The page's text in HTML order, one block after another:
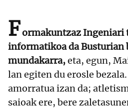
Formakuntzaz Ingeniari
informatikoa da Busturian
mundakarra,eta, egun,
lan egiten du erosle
amorratua izan da;
saioak ere, bere